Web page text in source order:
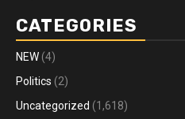
CATEGORIES
NEW (4)
Politics (2)
Uncategorized (1,618)